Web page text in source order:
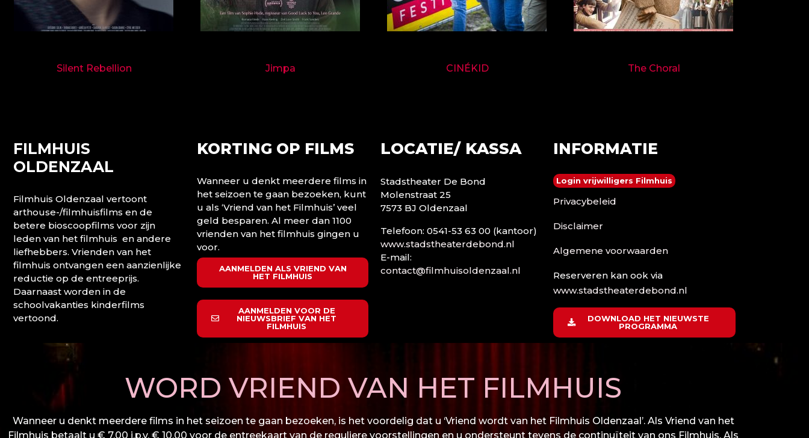
Silent Rebellion Jimpa CINÉKID The Choral
FILMHUIS
OLDENZAAL
Filmhuis Oldenzaal vertoont
arthouse-/filmhuisfilms en de
betere bioscoopfilms voor zijn
leden van het filmhuis en andere
liefhebbers. Vrienden van het
filmhuis ontvangen een aanzienlijke
reductie op de entreeprijs.
Daarnaast worden in de
schoolvakanties kinderfilms
vertoond.
KORTING OP FILMS
Wanneer u denkt meerdere films in
het seizoen te gaan bezoeken, kunt
u als ‘Vriend van het Filmhuis’ veel
geld besparen. Al meer dan 1100
vrienden van het filmhuis gingen u
voor.
AANMELDEN ALS VRIEND VAN
HET FILMHUIS
AANMELDEN VOOR DE
NIEUWSBRIEF VAN HET
FILMHUIS
WORD VRIEND VAN HET FILMHUIS
Wanneer u denkt meerdere films in het seizoen te gaan bezoeken, is het voordelig dat u ‘Vriend wordt van het Filmhuis Oldenzaal’. Als Vriend van het
Filmhuis betaalt u € 7,00 i.p.v. € 10,00 voor de entreekaart van de reguliere voorstellingen en u ondersteunt tevens de continuïteit van ons Filmhuis. Als
LOCATIE/ KASSA
Stadstheater De Bond
Molenstraat 25
7573 BJ Oldenzaal
Telefoon: 0541-53 63 00 (kantoor)
www.stadstheaterdebond.nl
E-mail:
contact@filmhuisoldenzaal.nl
INFORMATIE
Login vrijwilligers Filmhuis
Privacybeleid
Disclaimer
Algemene voorwaarden
Reserveren kan ook via
www.stadstheaterdebond.nl
DOWNLOAD HET NIEUWSTE
PROGRAMMA